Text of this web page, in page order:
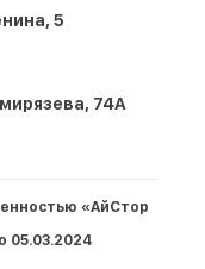
5
74A
«АйСтор
05.03.2024